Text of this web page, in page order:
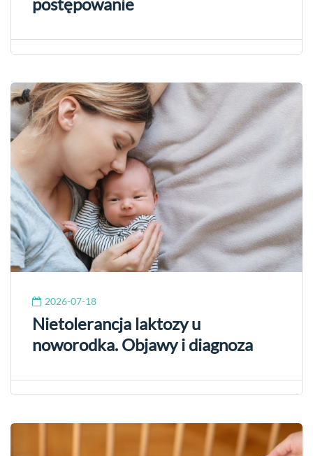
2026-07-18
Nietolerancja laktozy u
noworodka. Objawy i diagnoza